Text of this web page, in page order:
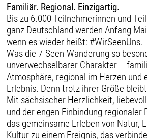
Familiär. Regional. Einzigartig.
Bis zu 6.000 Teilnehmerinnen und
ganz Deutschland werden Anfang
wenn es wieder heißt: #WirSeenUns.
Was die 7-Seen-Wanderung so
unverwechselbarer Charakter –
Atmosphäre, regional im Herzen und
Erlebnis. Denn trotz ihrer Größe
Mit sächsischer Herzlichkeit,
und der engen Einbindung regionaler
das gemeinsame Erleben von Natur,
Kultur zu einem Ereignis, das